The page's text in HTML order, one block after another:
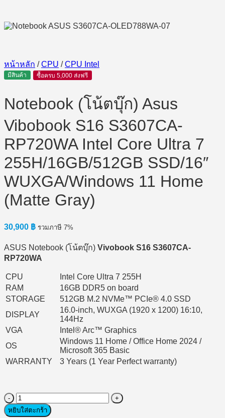
หน้าหลัก / CPU / CPU Intel
มีสินค้า ซื้อครบ 5,000 ส่งฟรี
Notebook (โน้ตบุ๊ก) Asus
Vibobook S16 S3607CA-
RP720WA Intel Core Ultra 7
255H/16GB/512GB SSD/16″
WUXGA/Windows 11 Home
(Matte Gray)
30,900 ฿ รวมภาษี 7%
ASUS Notebook (โน้ตบุ๊ก) Vivobook S16 S3607CA-
RP720WA
CPU
Intel Core Ultra 7 255H
RAM
16GB DDR5 on board
STORAGE
512GB M.2 NVMe™ PCIe® 4.0 SSD
DISPLAY
16.0-inch, WUXGA (1920 x 1200) 16:10,
144Hz
VGA
Intel® Arc™ Graphics
OS
Windows 11 Home / Office Home 2024 /
Microsoft 365 Basic
WARRANTY
3 Years (1 Year Perfect warranty)
จำนวน
Notebook
หยิบใส่ตะกร้า